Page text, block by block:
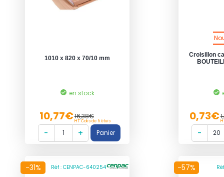
1010 x 820 x 70/10 mm
en stock
10,77€16,38€
HT Colis de 5 étuis
Croisillon
0,73€
-31% Réf : CENPAC-640254 -57%